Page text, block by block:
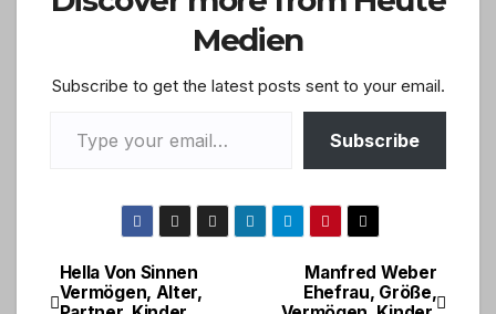
Medien
Subscribe to get the latest posts sent to your email.
Subscribe
Post
Manfred Weber
Ehefrau, Größe,
Hella Von Sinnen
Vermögen, Alter,